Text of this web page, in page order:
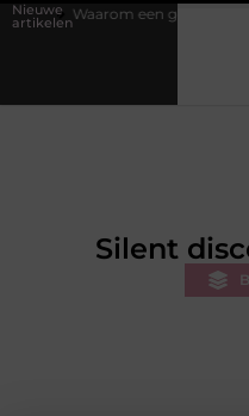
Nieuwe
artikelen
goede stukadoorgroothandel
Silent